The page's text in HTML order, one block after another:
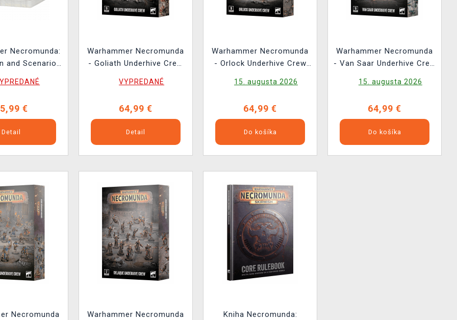
Necromunda:
and Scenario
€
Detail
Warhammer Necromunda
- Goliath Underhive Crew
VYPREDANÉ
64,99 €
Detail
Warhammer Necromunda
- Orlock Underhive Crew
15. augusta 2026
64,99 €
Do košíka
Warhammer Necromunda
- Van Saar Underhive Crew
15. augusta 2026
64,99 €
Do košíka
Necromunda
Warhammer Necromunda
Kniha Necromunda: